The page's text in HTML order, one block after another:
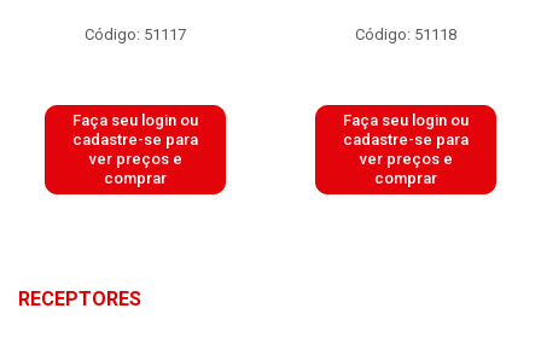
Código: 51117
Faça seu login ou
cadastre-se para
ver preços e
comprar
Código: 51118
Faça seu login ou
cadastre-se para
ver preços e
comprar
RECEPTORES